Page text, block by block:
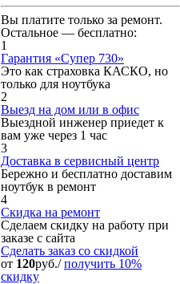
Вы платите только за ремонт.
Остальное — бесплатно:
1
Гарантия «Супер 730»
Это как страховка КАСКО, но
только для ноутбука
2
Выезд на дом или в офис
Выездной инженер приедет к
вам уже через 1 час
3
Доставка в сервисный центр
Бережно и бесплатно доставим
ноутбук в ремонт
4
Скидка на ремонт
Сделаем скидку на работу при
заказе с сайта
Сделать заказ со скидкой
от 120руб./получить 10%
скидку